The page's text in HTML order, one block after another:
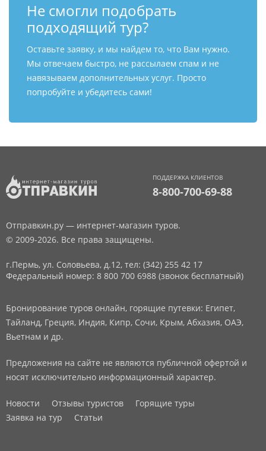
Не смогли подобрать
подходящий тур?
Оставьте заявку, и мы найдем то, что Вам нужно.
Мы отвечаем быстро, не рассылаем спам и не
навязываем дополнительных услуг. Просто
попробуйте и убедитесь сами!
ПОДДЕРЖКА КЛИЕНТОВ
8-800-700-69-88
Отправкин.ру — интернет-магазин туров.
© 2009-2026. Все права защищены.
г.Пермь, ул. Соловьева, д.12, тел: (342) 255 42 17
Федеральный номер: 8 800 700 6988 (звонок бесплатный)
Бронирование туров онлайн, горящие путевки: Египет,
Тайланд, Греция, Индия, Кипр, Сочи, Крым, Абхазия, ОАЭ,
Вьетнам и др.
Предложения на сайте не являются публичной офертой и
носят исключительно информационный характер.
Новости Отзывы туристов
Горящие туры
Заявка на тур
Статьи